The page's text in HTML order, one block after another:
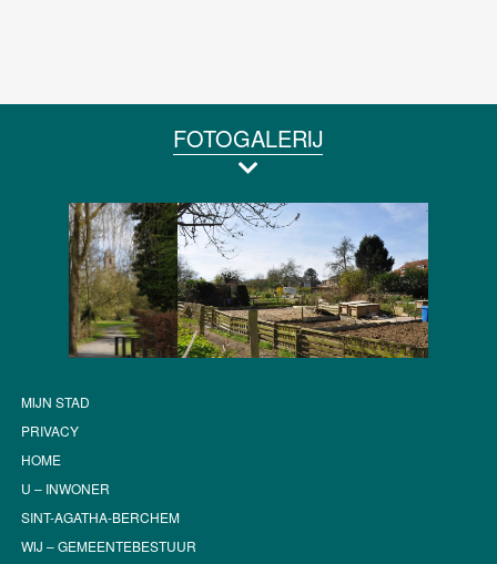
FOTOGALERIJ
MIJN STAD
PRIVACY
HOME
U – INWONER
SINT-AGATHA-BERCHEM
WIJ – GEMEENTEBESTUUR